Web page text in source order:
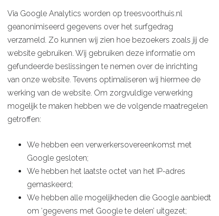
Via Google Analytics worden op treesvoorthuis.nl
geanonimiseerd gegevens over het surfgedrag
verzameld. Zo kunnen wij zien hoe bezoekers zoals jij de
website gebruiken. Wij gebruiken deze informatie om
gefundeerde beslissingen te nemen over de inrichting
van onze website. Tevens optimaliseren wij hiermee de
werking van de website. Om zorgvuldige verwerking
mogelijk te maken hebben we de volgende maatregelen
getroffen:
We hebben een verwerkersovereenkomst met
Google gesloten;
We hebben het laatste octet van het IP-adres
gemaskeerd;
We hebben alle mogelijkheden die Google aanbiedt
om ‘gegevens met Google te delen’ uitgezet;